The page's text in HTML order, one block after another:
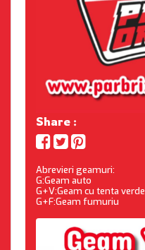
Share :
Abrevieri geamuri:
G:Geam auto
G+V:Geam cu tenta verde
G+F:Geam fumuriu